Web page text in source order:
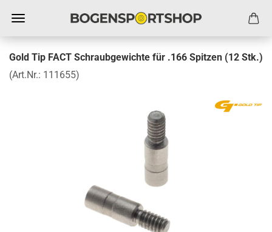
Gold Tip FACT Schraubgewichte für .166 Spitzen (12 Stk.)
(Art.Nr.: 111655)